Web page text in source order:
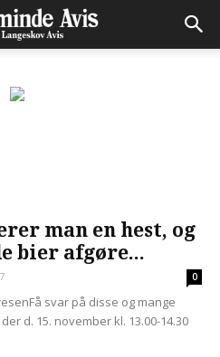
man en hest, og
bier afgøre...
0
svar på disse og mange
d. 15. november kl. 13.00-14.30